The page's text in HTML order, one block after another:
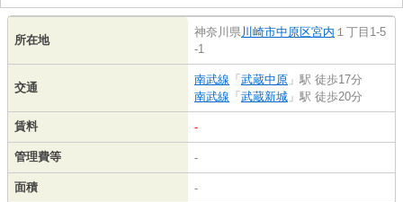
所在地
神奈川県川崎市中原区宮内 １丁目1-5
-1
交通
南武線 「 武蔵中原 」駅 徒歩17分
南武線 「 武蔵新城 」駅 徒歩20分
賃料 -
管理費等 -
面積 -